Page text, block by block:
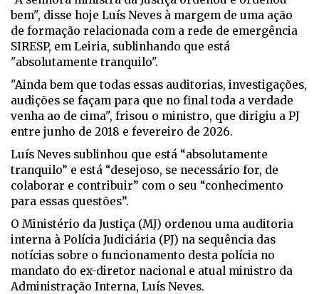
bem", disse hoje Luís Neves à margem de uma ação
de formação relacionada com a rede de emergência
SIRESP, em Leiria, sublinhando que está
"absolutamente tranquilo".
"Ainda bem que todas essas auditorias, investigações,
audições se façam para que no final toda a verdade
venha ao de cima", frisou o ministro, que dirigiu a PJ
entre junho de 2018 e fevereiro de 2026.
Luís Neves sublinhou que está “absolutamente
tranquilo” e está “desejoso, se necessário for, de
colaborar e contribuir” com o seu “conhecimento
para essas questões”.
O Ministério da Justiça (MJ) ordenou uma auditoria
interna à Polícia Judiciária (PJ) na sequência das
notícias sobre o funcionamento desta polícia no
mandato do ex-diretor nacional e atual ministro da
Administração Interna, Luís Neves.